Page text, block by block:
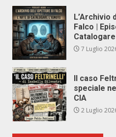
L’Archivio
Falco |
7 Luglio
Il caso
speciale
CIA
2 Luglio